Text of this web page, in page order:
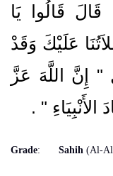
قَالُوا يَا
عَلَيْكَ وَقَدْ
‏"‏ إِنَّ اللَّهَ عَزَّ
‏"
‏ ‏.‏
Grade: Sahih (Al-